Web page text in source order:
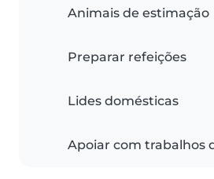
Animais de estimação
Preparar refeições
Lides domésticas
Apoiar com trabalhos